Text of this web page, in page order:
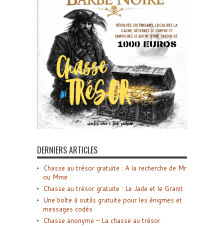
DERNIERS ARTICLES
Chasse au trésor gratuite : A la recherche de Mr
ou Mme
Chasse au trésor gratuite : Le Jade et le Granit
Une boîte à outils gratuite pour les énigmes et
messages codés
Chasse anonyme – La chasse au trésor